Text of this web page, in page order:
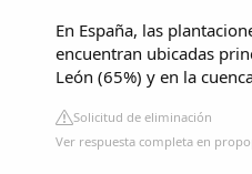
En España, las
encuentran ubicadas
León (65%) y en la
Solicitud de eliminación
Ver respuesta completa en